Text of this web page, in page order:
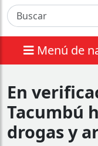
Menú de
En
Tacumbú
drogas y